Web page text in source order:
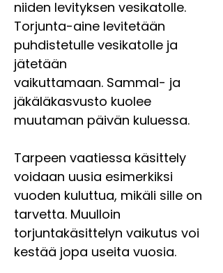
niiden levityksen vesikatolle.
Torjunta-aine levitetään
puhdistetulle vesikatolle ja
jätetään
vaikuttamaan. Sammal- ja
jäkäläkasvusto kuolee
muutaman päivän kuluessa.
Tarpeen vaatiessa käsittely
voidaan uusia esimerkiksi
vuoden kuluttua, mikäli sille on
tarvetta. Muulloin
torjuntakäsittelyn vaikutus voi
kestää jopa useita vuosia.